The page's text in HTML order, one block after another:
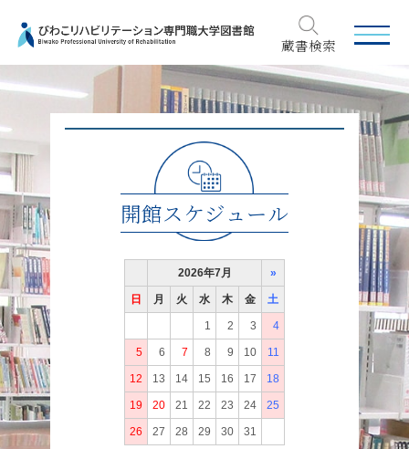
蔵書検索
開館スケジュール
2026年7月 »
日 月 火 水 木 金 土
1 2 3 4
5 6 7 8 9 10 11
12 13 14 15 16 17 18
19 20 21 22 23 24 25
26 27 28 29 30
31